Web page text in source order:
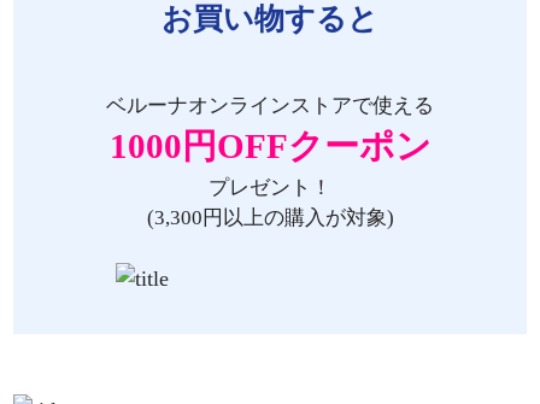
お買い物すると
ベルーナオンラインストアで使える
1000円OFFクーポン
プレゼント！
(3,300円以上の購入が対象)